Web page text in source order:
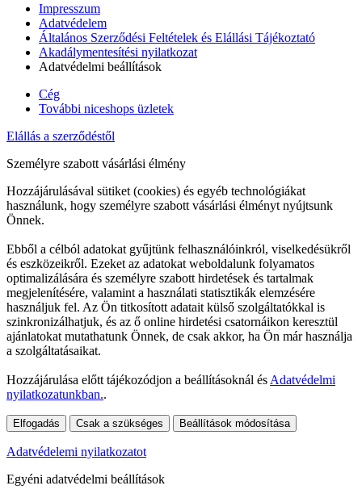
Impresszum
Adatvédelem
Általános Szerződési Feltételek és Elállási Tájékoztató
Akadálymentesítési nyilatkozat
Adatvédelmi beállítások
Cég
További niceshops üzletek
Elállás a szerződéstől
Személyre szabott vásárlási élmény
Hozzájárulásával sütiket (cookies) és egyéb technológiákat
használunk, hogy személyre szabott vásárlási élményt nyújtsunk
Önnek.
Ebből a célból adatokat gyűjtünk felhasználóinkról, viselkedésükről
és eszközeikről. Ezeket az adatokat weboldalunk folyamatos
optimalizálására és személyre szabott hirdetések és tartalmak
megjelenítésére, valamint a használati statisztikák elemzésére
használjuk fel. Az Ön titkosított adatait külső szolgáltatókkal is
szinkronizálhatjuk, és az ő online hirdetési csatornáikon keresztül
ajánlatokat mutathatunk Önnek, de csak akkor, ha Ön már használja
a szolgáltatásaikat.
Hozzájárulása előtt tájékozódjon a beállításoknál és Adatvédelmi
nyilatkozatunkban..
Elfogadás Csak a szükséges Beállítások módosítása
Adatvédelemi nyilatkozatot
Egyéni adatvédelmi beállítások